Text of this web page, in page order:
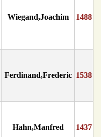
Wiegand,Joachim 1488
Ferdinand,Frederic 1538
Hahn,Manfred 1437